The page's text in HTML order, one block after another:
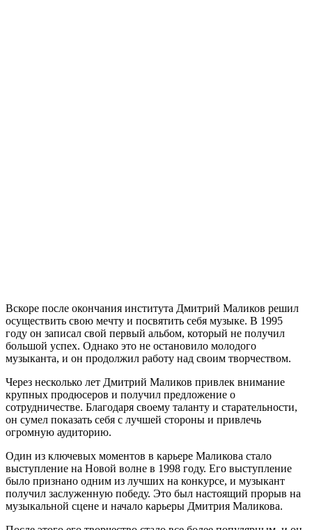
Вскоре после окончания института Дмитрий Маликов решил
осуществить свою мечту и посвятить себя музыке. В 1995
году он записал свой первый альбом, который не получил
большой успех. Однако это не остановило молодого
музыканта, и он продолжил работу над своим творчеством.
Через несколько лет Дмитрий Маликов привлек внимание
крупных продюсеров и получил предложение о
сотрудничестве. Благодаря своему таланту и старательности,
он сумел показать себя с лучшей стороны и привлечь
огромную аудиторию.
Один из ключевых моментов в карьере Маликова стало
выступление на Новой волне в 1998 году. Его выступление
было признано одним из лучших на конкурсе, и музыкант
получил заслуженную победу. Это был настоящий прорыв на
музыкальной сцене и начало карьеры Дмитрия Маликова.